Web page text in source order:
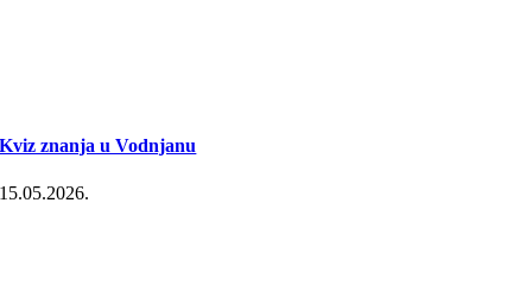
Kviz znanja u Vodnjanu
15.05.2026.